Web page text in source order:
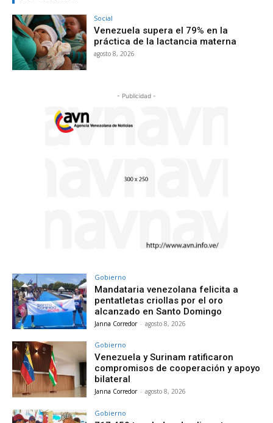
Social
Venezuela supera el 79% en la
práctica de la lactancia materna
agosto 8, 2026
- Publicidad -
Gobierno
Mandataria venezolana felicita a
pentatletas criollas por el oro
alcanzado en Santo Domingo
Janna Corredor - agosto 8, 2026
Gobierno
Venezuela y Surinam ratificaron
compromisos de cooperación y apoyo
bilateral
Janna Corredor - agosto 8, 2026
Gobierno